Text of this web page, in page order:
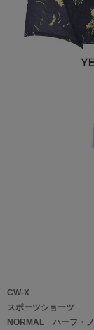
CW-X
スポーツショーツ
NORMAL ハーフ・